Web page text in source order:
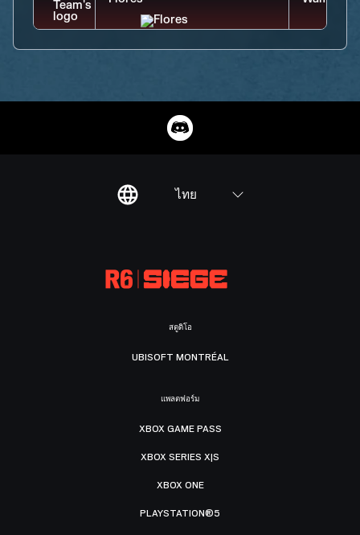
ไทย
สตูดิโอ
UBISOFT MONTRÉAL
แพลตฟอร์ม
XBOX GAME PASS
XBOX SERIES X|S
XBOX ONE
PLAYSTATION®5